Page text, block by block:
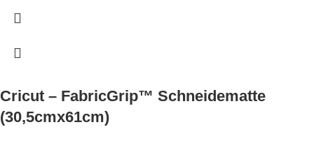
Cricut – FabricGrip™ Schneidematte
(30,5cmx61cm)